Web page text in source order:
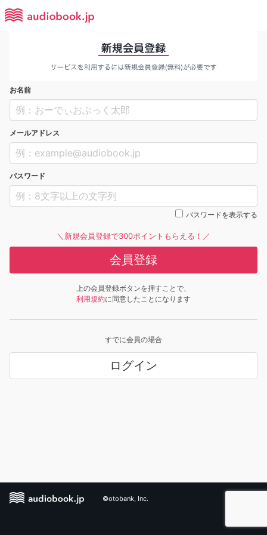
お名前
メールアドレス
パスワード
パスワードを表示する
＼新規会員登録で300ポイントもらえる！／
会員登録
上の会員登録ボタンを押すことで、
利用規約に同意したことになります
すでに会員の場合
ログイン
©otobank, Inc.